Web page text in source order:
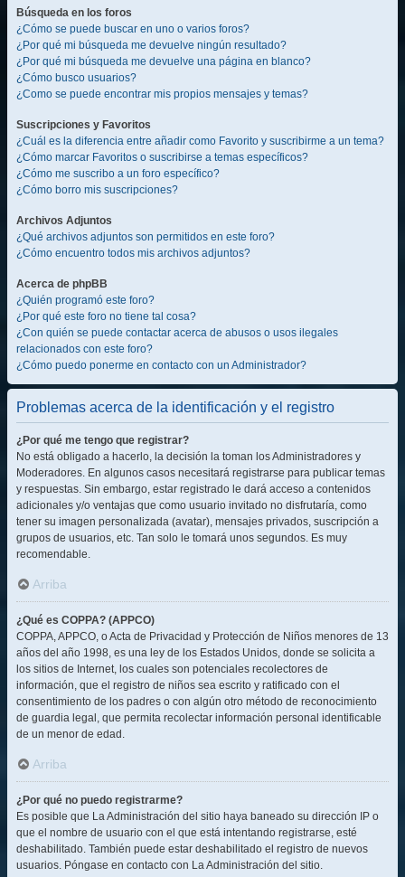
Búsqueda en los foros
¿Cómo se puede buscar en uno o varios foros?
¿Por qué mi búsqueda me devuelve ningún resultado?
¿Por qué mi búsqueda me devuelve una página en blanco?
¿Cómo busco usuarios?
¿Como se puede encontrar mis propios mensajes y temas?
Suscripciones y Favoritos
¿Cuál es la diferencia entre añadir como Favorito y suscribirme a un tema?
¿Cómo marcar Favoritos o suscribirse a temas específicos?
¿Cómo me suscribo a un foro específico?
¿Cómo borro mis suscripciones?
Archivos Adjuntos
¿Qué archivos adjuntos son permitidos en este foro?
¿Cómo encuentro todos mis archivos adjuntos?
Acerca de phpBB
¿Quién programó este foro?
¿Por qué este foro no tiene tal cosa?
¿Con quién se puede contactar acerca de abusos o usos ilegales
relacionados con este foro?
¿Cómo puedo ponerme en contacto con un Administrador?
Problemas acerca de la identificación y el registro
¿Por qué me tengo que registrar?
No está obligado a hacerlo, la decisión la toman los Administradores y
Moderadores. En algunos casos necesitará registrarse para publicar temas
y respuestas. Sin embargo, estar registrado le dará acceso a contenidos
adicionales y/o ventajas que como usuario invitado no disfrutaría, como
tener su imagen personalizada (avatar), mensajes privados, suscripción a
grupos de usuarios, etc. Tan solo le tomará unos segundos. Es muy
recomendable.
Arriba
¿Qué es COPPA? (APPCO)
COPPA, APPCO, o Acta de Privacidad y Protección de Niños menores de 13
años del año 1998, es una ley de los Estados Unidos, donde se solicita a
los sitios de Internet, los cuales son potenciales recolectores de
información, que el registro de niños sea escrito y ratificado con el
consentimiento de los padres o con algún otro método de reconocimiento
de guardia legal, que permita recolectar información personal identificable
de un menor de edad.
Arriba
¿Por qué no puedo registrarme?
Es posible que La Administración del sitio haya baneado su dirección IP o
que el nombre de usuario con el que está intentando registrarse, esté
deshabilitado. También puede estar deshabilitado el registro de nuevos
usuarios. Póngase en contacto con La Administración del sitio.